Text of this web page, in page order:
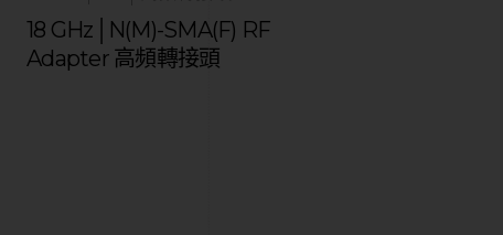
18 GHz│N(M)-SMA(F) RF
Adapter 高頻轉接頭